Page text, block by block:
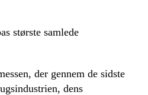
største samlede
der gennem de sidste
dens